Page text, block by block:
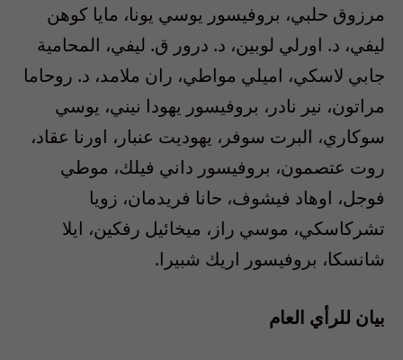
مرزوق حلبي، بروفيسور يوسي يونا، مايا كوهن
ليفي، د. اورلي لوبين، د. درور ق. ليفي، المحامية
جابي لاسكي، اميلي مواطي، ران ملامد، د. روحاما
مراتون، نير نادر، بروفيسور يهودا نيني، يوسي
سوكاري، البرت سوفر، يهوديت عنبار، اورنا عقاد،
روت عتصمون، بروفيسور داني فيلك، موطي
فوجل، اوهاد فيشوف، حانا فريدمان، زويا
تشركاسكي، موسي راز، ميخائيل رفكين، ايلا
شانسكا، بروفيسور اريك شبيرا.
بيان للرأي العام